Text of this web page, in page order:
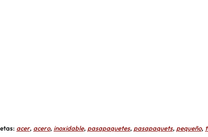
acer, acero, inoxidable, pasapaquetes, pasapaquets, pequeño,